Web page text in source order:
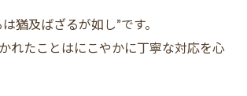
猶及ばざるが如し”です。
れたことはにこやかに丁寧な対応を心